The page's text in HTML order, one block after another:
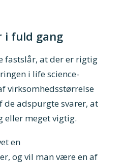
i fuld gang
fastslår, at der er rigtig
i life science-
virksomhedsstørrelse
de adspurgte svarer, at
eller meget vigtig.
en
og vil man være en af